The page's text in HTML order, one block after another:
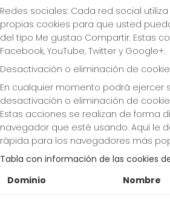
Redes sociales: Cada red social utiliza
propias cookies para que usted
del tipo Me gustao Compartir. Estas
Facebook, YouTube, Twitter y Google+.
Desactivación o eliminación de
En cualquier momento podrá ejercer
desactivación o eliminación de
Estas acciones se realizan de forma
navegador que esté usando. Aquí le
rápida para los navegadores más
Tabla con información de las cookies
Dominio
Nombre